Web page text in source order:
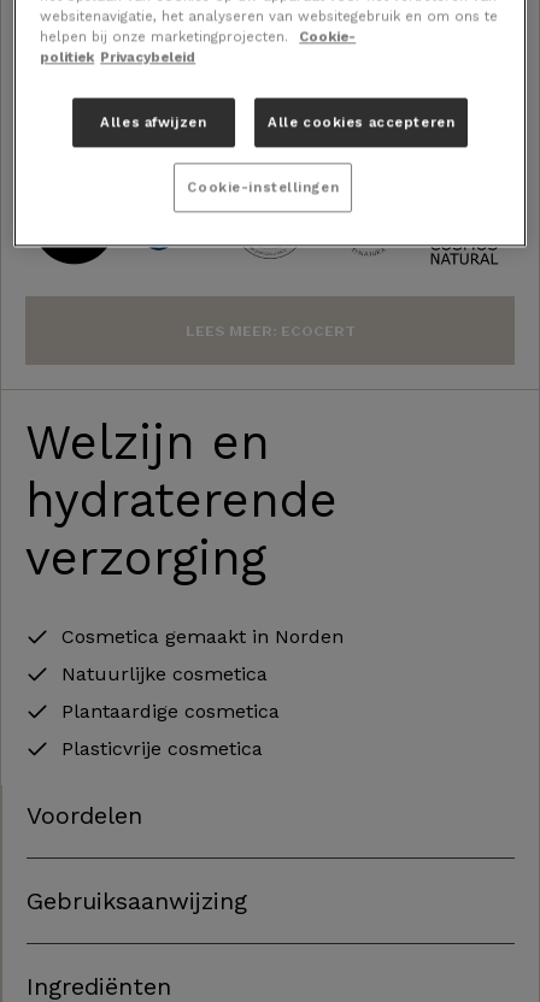
– Tuomas
BESTEL € 34,90 / 3 MND
LEES MEER: ECOCERT
Welzijn en
hydraterende
verzorging
Cosmetica gemaakt in Norden
Natuurlijke cosmetica
Plantaardige cosmetica
Plasticvrije cosmetica
Voordelen
Gebruiksaanwijzing
Ingrediënten
websitenavigatie, het analyseren van websitegebruik en om ons te
helpen bij onze marketingprojecten.
Cookie-
politiek Privacybeleid
Alles afwijzen Alle cookies accepteren
Cookie-instellingen